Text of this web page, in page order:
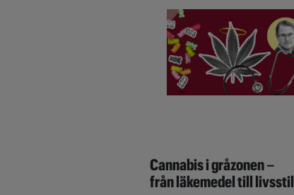
Cannabis i gråzonen –
från läkemedel till livsstil